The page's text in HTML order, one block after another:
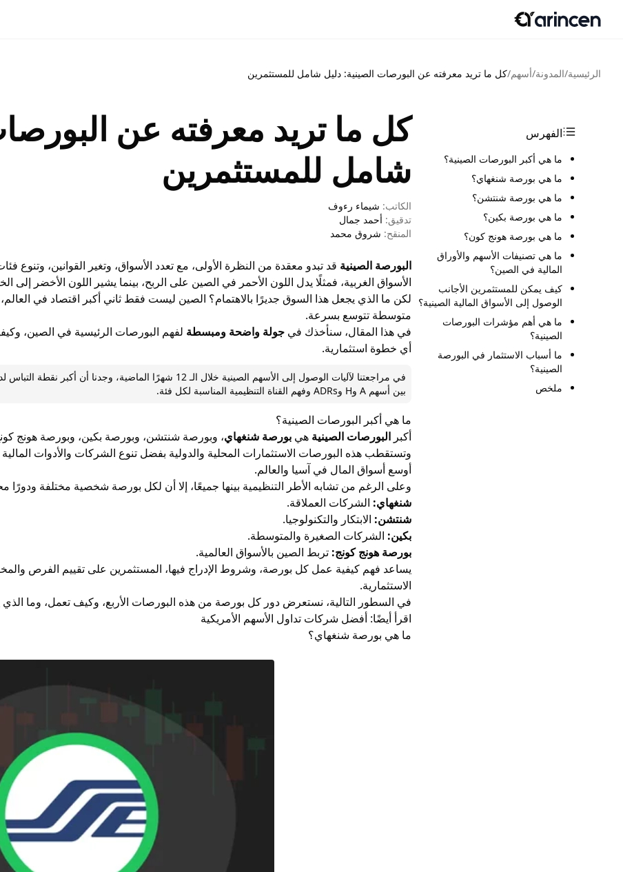
الرئيسية/المدونة/أسهم/كل ما تريد معرفته عن البورصات الصينية: دليل شامل للمستثمرين
الفهرس
ما هي أكبر البورصات الصينية؟
ما هي بورصة شنغهاي؟
ما هي بورصة شنتشن؟
ما هي بورصة بكين؟
ما هي بورصة هونج كون؟
ما هي تصنيفات الأسهم والأوراق
المالية في الصين؟
كيف يمكن للمستثمرين الأجانب
الوصول إلى الأسواق المالية الصينية؟
ما هي أهم مؤشرات البورصات
الصينية؟
ما أسباب الاستثمار في البورصة
الصينية؟
ملخص
كل ما تريد معرفته عن
شامل للمستثمرين
الكاتب: شيماء رءوف
تدقيق: أحمد جمال
المنقح: شروق محمد
البورصة الصينية قد تبدو معقدة من النظرة الأولى، مع تعدد الأسواق، وتغير القوانين،
الأسواق الغربية، فمثلًا يدل اللون الأحمر في الصين على الربح، بينما يشير اللون الأخضر
متوسطة تتوسع بسرعة.
في هذا المقال، سنأخذك فيجولة واضحة ومبسطة لفهم البورصات الرئيسية في الصين،
أي خطوة استثمارية.
في مراجعتنا لآليات الوصول إلى الأسهم الصينية خلال الـ 12 شهرًا
بين أسهم A وH وADRs وفهم القناة التنظيمية المناسبة لكل فئة.
ما هي أكبر البورصات الصينية؟
أكبرالبورصات الصينية هيبورصة شنغهاي، وبورصة شنتشن، وبورصة بكين، وبورصة هونج
وتستقطب هذه البورصات الاستثمارات المحلية والدولية بفضل تنوع الشركات والأدوات
أوسع أسواق المال في آسيا والعالم.
وعلى الرغم من تشابه الأطر التنظيمية بينها جميعًا، إلا أن لكل بورصة شخصية مختلفة ودورًا
شنغهاي: الشركات العملاقة.
شنتشن: الابتكار والتكنولوجيا.
بكين: الشركات الصغيرة والمتوسطة.
بورصة هونج كونج: تربط الصين بالأسواق العالمية.
يساعد فهم كيفية عمل كل بورصة، وشروط الإدراج فيها، المستثمرين على تقييم الفرص
الاستثمارية.
في السطور التالية، نستعرض دور كل بورصة من هذه البورصات الأربع، وكيف تعمل، وما الذي
اقرأ أيضًا:أفضل شركات تداول الأسهم الأمريكية
ما هي بورصة شنغهاي؟